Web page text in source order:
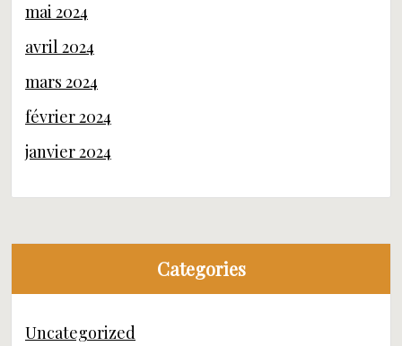
mai 2024
avril 2024
mars 2024
février 2024
janvier 2024
Categories
Uncategorized